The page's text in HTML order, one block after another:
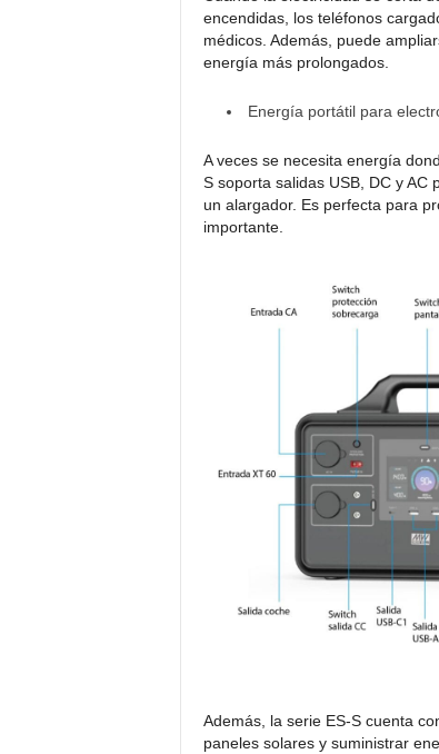
encendidas, los teléfonos
médicos. Además, puede
energía más prolongados.
Energía portátil para
A veces se necesita energía
S soporta salidas USB, DC y
un alargador. Es perfecta para
importante.
Además, la serie ES-S cuenta
paneles solares y suministrar